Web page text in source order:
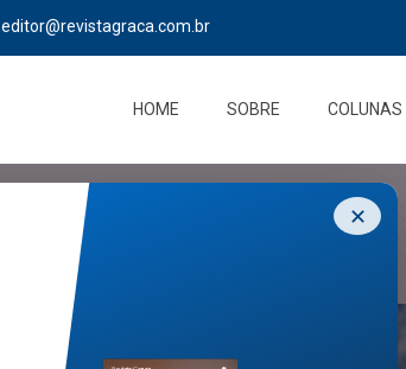
editor@revistagraca.com.br
HOME SOBRE COLUNAS
✕